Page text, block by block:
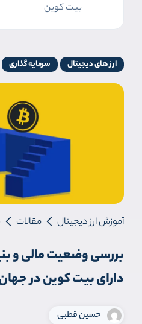
بیت کوین
ارز های دیجیتال سرمایه گذاری
آموزش ارز دیجیتال مقالات
بررسی وضعیت مالی و
دارای بیت کوین در
حسین قطبی